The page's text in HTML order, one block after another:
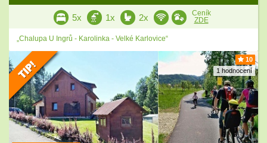
5x 1x 2x
Ceník
ZDE
„Chalupa U Ingrů - Karolinka - Velké Karlovice“
10
1 hodnocení